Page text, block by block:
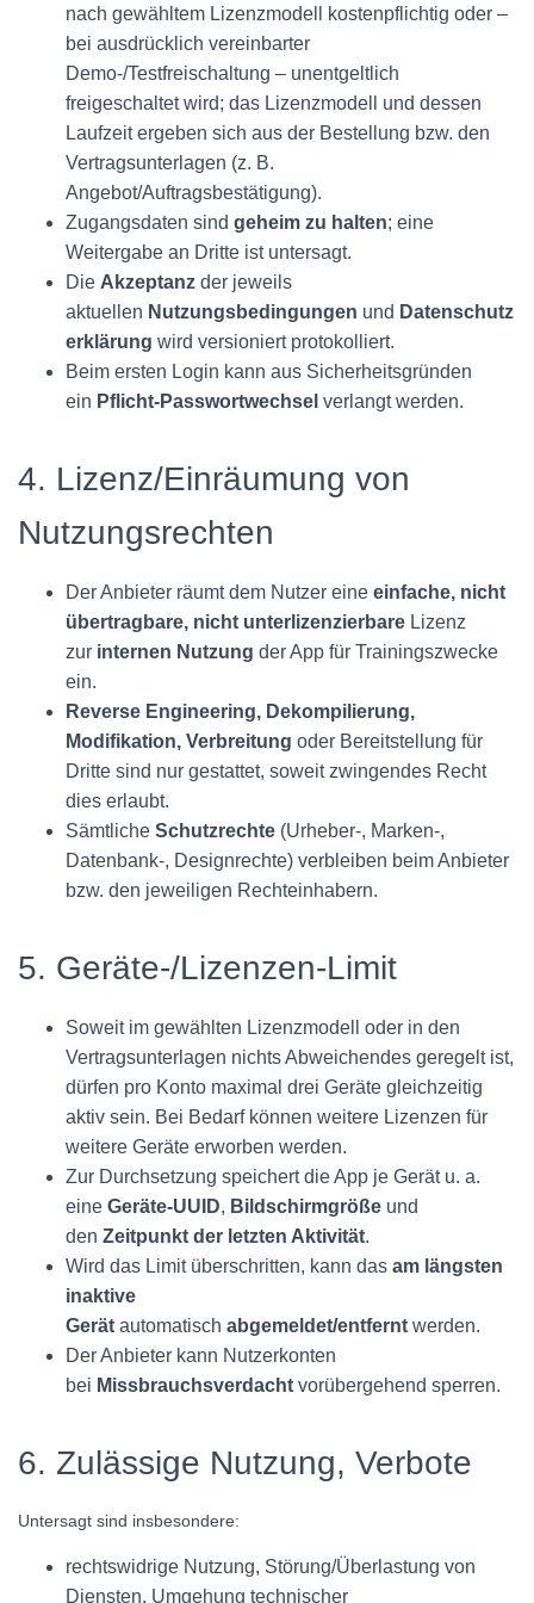
nach gewähltem Lizenzmodell kostenpflichtig oder –
bei ausdrücklich vereinbarter
Demo-/Testfreischaltung – unentgeltlich
freigeschaltet wird; das Lizenzmodell und dessen
Laufzeit ergeben sich aus der Bestellung bzw. den
Vertragsunterlagen (z. B.
Angebot/Auftragsbestätigung).
Zugangsdaten sind geheim zu halten; eine
Weitergabe an Dritte ist untersagt.
Die Akzeptanz der jeweils
aktuellen Nutzungsbedingungen und Datenschutz
erklärung wird versioniert protokolliert.
Beim ersten Login kann aus Sicherheitsgründen
ein Pflicht-Passwortwechsel verlangt werden.
4. Lizenz/Einräumung von
Nutzungsrechten
Der Anbieter räumt dem Nutzer eine einfache, nicht
übertragbare, nicht unterlizenzierbare Lizenz
zur internen Nutzung der App für Trainingszwecke
ein.
Reverse Engineering, Dekompilierung,
Modifikation, Verbreitung oder Bereitstellung für
Dritte sind nur gestattet, soweit zwingendes Recht
dies erlaubt.
Sämtliche Schutzrechte (Urheber-, Marken-,
Datenbank-, Designrechte) verbleiben beim Anbieter
bzw. den jeweiligen Rechteinhabern.
5. Geräte-/Lizenzen-Limit
Soweit im gewählten Lizenzmodell oder in den
Vertragsunterlagen nichts Abweichendes geregelt ist,
dürfen pro Konto maximal drei Geräte gleichzeitig
aktiv sein. Bei Bedarf können weitere Lizenzen für
weitere Geräte erworben werden.
Zur Durchsetzung speichert die App je Gerät u. a.
eine Geräte-UUID, Bildschirmgröße und
den Zeitpunkt der letzten Aktivität.
Wird das Limit überschritten, kann das am längsten
inaktive
Gerät automatisch abgemeldet/entfernt werden.
Der Anbieter kann Nutzerkonten
bei Missbrauchsverdacht vorübergehend sperren.
6. Zulässige Nutzung, Verbote
Untersagt sind insbesondere:
rechtswidrige Nutzung, Störung/Überlastung von
Diensten, Umgehung technischer